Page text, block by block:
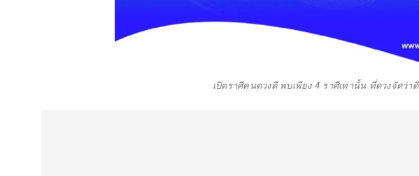
เปิดราศีคนดวงดี พบเพียง 4 ราศีเท่านั้น ที่ดวงจัดว่า